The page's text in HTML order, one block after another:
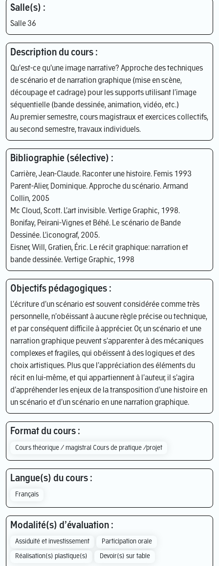
Salle(s) :
Salle 36
Description du cours :
Qu'est-ce qu'une image narrative? Approche des techniques
de scénario et de narration graphique (mise en scène,
découpage et cadrage) pour les supports utilisant l’image
séquentielle (bande dessinée, animation, vidéo, etc.)
Au premier semestre, cours magistraux et exercices collectifs,
au second semestre, travaux individuels.
Bibliographie (sélective) :
Carrière, Jean-Claude. Raconter une histoire. Femis 1993
Parent-Alier, Dominique. Approche du scénario. Armand
Collin, 2005
Mc Cloud, Scott. L’art invisible. Vertige Graphic, 1998.
Bonifay, Peirani-Vignes et Béhé. Le scénario de Bande
Dessinée. L’iconograf, 2005.
Eisner, Will, Gratien, Éric. Le récit graphique: narration et
bande dessinée. Vertige Graphic, 1998
Objectifs pédagogiques :
L’écriture d’un scénario est souvent considérée comme très
personnelle, n’obéissant à aucune règle précise ou technique,
et par conséquent difficile à apprécier. Or, un scénario et une
narration graphique peuvent s’apparenter à des mécaniques
complexes et fragiles, qui obéissent à des logiques et des
choix artistiques. Plus que l’appréciation des éléments du
récit en lui-même, et qui appartiennent à l’auteur, il s’agira
d’appréhender les enjeux de la transposition d’une histoire en
un scénario et d’un scénario en une narration graphique.
Format du cours :
Cours théorique / magistral Cours de pratique /projet
Langue(s) du cours :
Français
Modalité(s) d’évaluation :
Assiduité et investissement Participation orale
Réalisation(s) plastique(s) Devoir(s) sur table